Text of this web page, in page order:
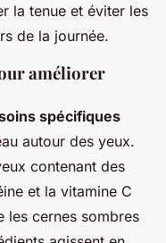
la tenue et éviter les
de la journée.
améliorer
spécifiques
autour des yeux.
contenant des
et la vitamine C
les cernes sombres